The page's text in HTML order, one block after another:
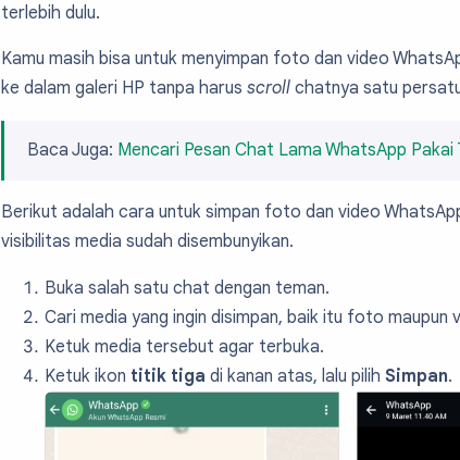
terlebih dulu.
Kamu masih bisa untuk menyimpan foto dan video
ke dalam galeri HP tanpa harus scroll chatnya satu
Baca Juga: Mencari Pesan Chat Lama WhatsApp Pakai
Berikut adalah cara untuk simpan foto dan video
visibilitas media sudah disembunyikan.
Buka salah satu chat dengan teman.
Cari media yang ingin disimpan, baik itu foto maupun
Ketuk media tersebut agar terbuka.
Ketuk ikon titik tiga di kanan atas, lalu pilih Simpan.